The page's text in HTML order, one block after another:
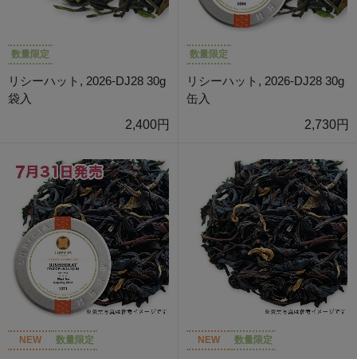
数量限定
リシーハット, 2026-DJ28 30g
袋入
2,400円
数量限定
リシーハット, 2026-DJ28 30g
缶入
2,730円
NEW 数量限定 NEW 数量限定